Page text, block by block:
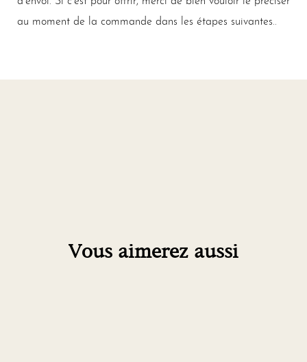
au moment de la commande dans les étapes suivantes..
Vous aimerez aussi